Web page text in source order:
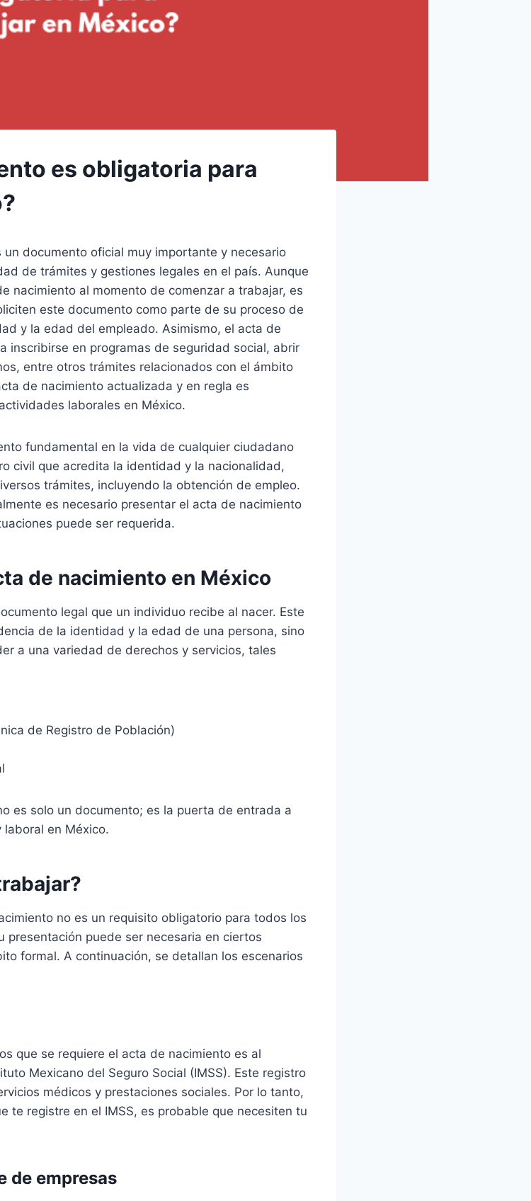
es obligatoria para
documento oficial muy importante y necesario
de trámites y gestiones legales en el país. Aunque
nacimiento al momento de comenzar a trabajar, es
este documento como parte de su proceso de
y la edad del empleado. Asimismo, el acta de
inscribirse en programas de seguridad social, abrir
entre otros trámites relacionados con el ámbito
de nacimiento actualizada y en regla es
laborales en México.
fundamental en la vida de cualquier ciudadano
civil que acredita la identidad y la nacionalidad,
trámites, incluyendo la obtención de empleo.
es necesario presentar el acta de nacimiento
puede ser requerida.
de nacimiento en México
legal que un individuo recibe al nacer. Este
de la identidad y la edad de una persona, sino
a una variedad de derechos y servicios, tales
de Registro de Población)
es solo un documento; es la puerta de entrada a
en México.
no es un requisito obligatorio para todos los
presentación puede ser necesaria en ciertos
formal. A continuación, se detallan los escenarios
que se requiere el acta de nacimiento es al
Mexicano del Seguro Social (IMSS). Este registro
médicos y prestaciones sociales. Por lo tanto,
te registre en el IMSS, es probable que necesiten tu
de empresas